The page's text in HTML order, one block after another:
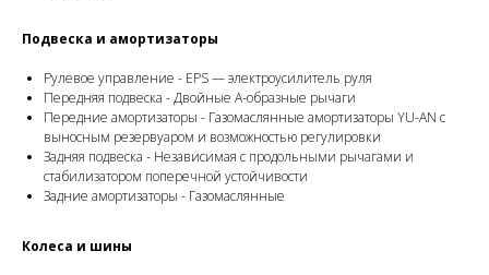
Подвеска и амортизаторы
Рулевое управление - EPS — электроусилитель руля
Передняя подвеска - Двойные А-образные рычаги
Передние амортизаторы - Газомаслянные амортизаторы YU-AN с
выносным резервуаром и возможностью регулировки
Задняя подвеска - Независимая с продольными рычагами и
стабилизатором поперечной устойчивости
Задние амортизаторы - Газомаслянные
Колеса и шины